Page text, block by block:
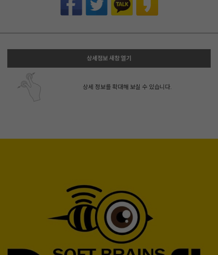
상세정보 새창 열기
상세 정보를 확대해 보실 수 있습니다.